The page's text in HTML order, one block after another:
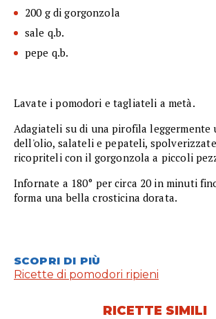
200 g di gorgonzola
sale q.b.
pepe q.b.
Lavate i pomodori e tagliateli a metà.
Adagiateli su di una pirofila leggermente
dell'olio, salateli e pepateli,
ricopriteli con il gorgonzola a piccoli
Infornate a 180° per circa 20 in minuti
forma una bella crosticina dorata.
SCOPRI DI PIÙ
Ricette di pomodori ripieni
RICETTE SIMILI